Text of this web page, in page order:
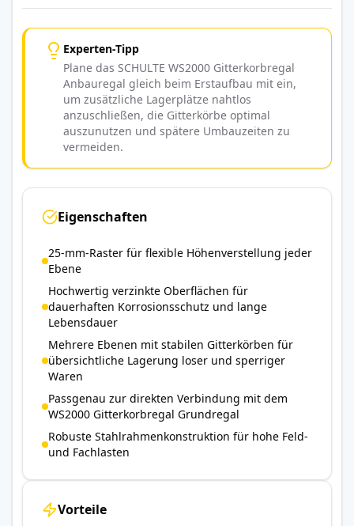
Experten-Tipp
Plane das SCHULTE WS2000 Gitterkorbregal
Anbauregal gleich beim Erstaufbau mit ein,
um zusätzliche Lagerplätze nahtlos
anzuschließen, die Gitterkörbe optimal
auszunutzen und spätere Umbauzeiten zu
vermeiden.
Eigenschaften
25-mm-Raster für flexible Höhenverstellung jeder
Ebene
Hochwertig verzinkte Oberflächen für
dauerhaften Korrosionsschutz und lange
Lebensdauer
Mehrere Ebenen mit stabilen Gitterkörben für
übersichtliche Lagerung loser und sperriger
Waren
Passgenau zur direkten Verbindung mit dem
WS2000 Gitterkorbregal Grundregal
Robuste Stahlrahmenkonstruktion für hohe Feld-
und Fachlasten
Vorteile